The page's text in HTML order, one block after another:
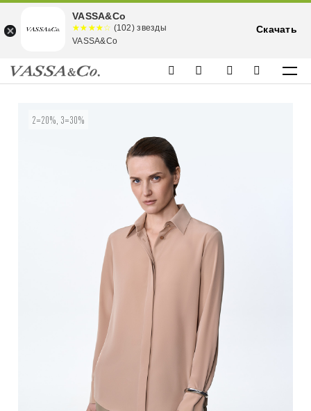
2=20%, 3=30%
VASSA&Co
☆☆☆☆☆
★★★★
★
(102) звезды
VASSA&Co
Скачать